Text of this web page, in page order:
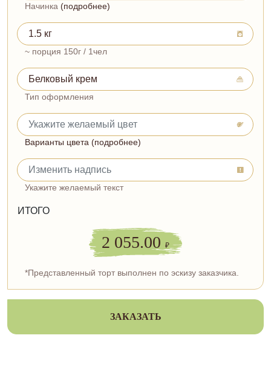
Начинка (подробнее)
~ порция 150г / 1чел
Тип оформления
Варианты цвета (подробнее)
Укажите желаемый текст
ИТОГО
2 055.00 ₽
*Представленный торт выполнен по эскизу заказчика.
ЗАКАЗАТЬ